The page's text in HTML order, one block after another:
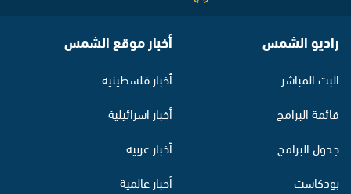
راديو الشمس
البث المباشر
قائمة البرامج
جدول البرامج
بودكاست
أخبار موقع الشمس
أخبار فلسطينية
أخبار اسرائيلية
أخبار عربية
أخبار عالمية